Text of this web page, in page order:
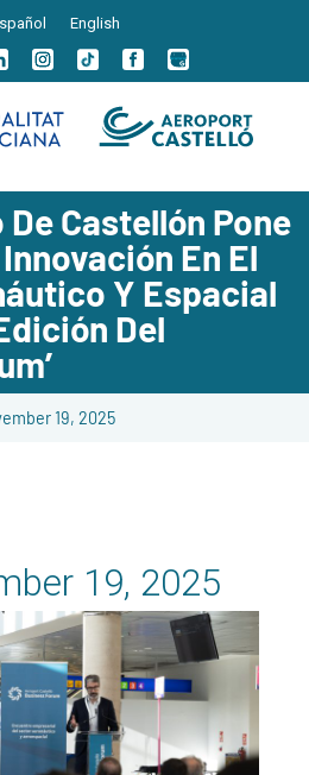
English
Castellón Pone
En El
Y Espacial
Del
19, 2025
19, 2025